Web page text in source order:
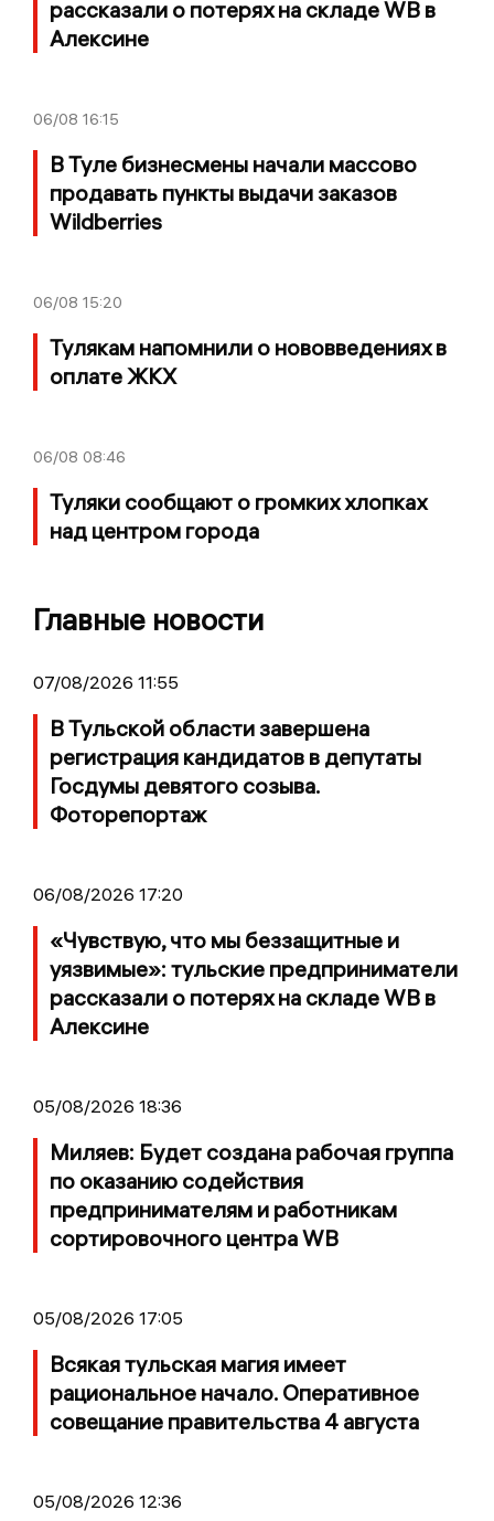
рассказали о потерях на складе WB в
Алексине
06/08 16:15
В Туле бизнесмены начали массово
продавать пункты выдачи заказов
Wildberries
06/08 15:20
Тулякам напомнили о нововведениях в
оплате ЖКХ
06/08 08:46
Туляки сообщают о громких хлопках
над центром города
Главные новости
07/08/2026 11:55
В Тульской области завершена
регистрация кандидатов в депутаты
Госдумы девятого созыва.
Фоторепортаж
06/08/2026 17:20
«Чувствую, что мы беззащитные и
уязвимые»: тульские предприниматели
рассказали о потерях на складе WB в
Алексине
05/08/2026 18:36
Миляев: Будет создана рабочая группа
по оказанию содействия
предпринимателям и работникам
сортировочного центра WB
05/08/2026 17:05
Всякая тульская магия имеет
рациональное начало. Оперативное
совещание правительства 4 августа
05/08/2026 12:36